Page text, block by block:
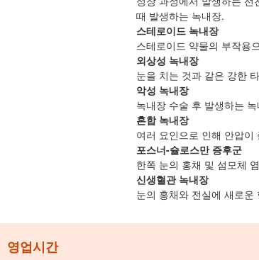
때 발생하는 녹내장.
스테로이드 녹내장
스테로이드 약물의 부작용
외상성 녹내장
눈을 치는 것과 같은 강한
악성 녹내장
녹내장 수술 후 발생하는
혼합 녹내장
여러 요인으로 인해 안압
포스너-슐로스만 증후군
한쪽 눈의 홍채 및 섬모체
신생혈관 녹내장
눈의 홍채와 전실에 새로
영업시간